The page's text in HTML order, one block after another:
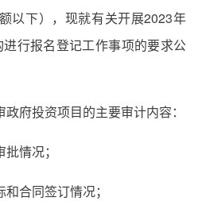
以下），现就有关开展2023年
行报名登记工作事项的要求公
府投资项目的主要审计内容：
情况；
和合同签订情况；